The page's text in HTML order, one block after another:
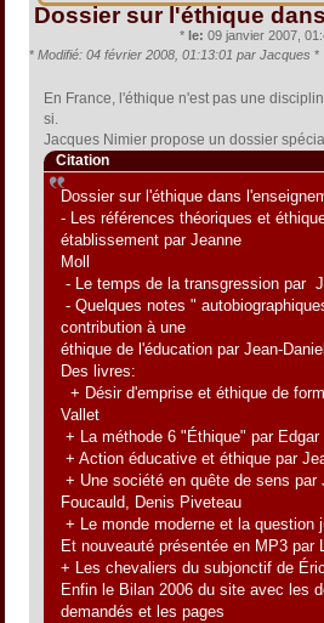
Dossier sur l'éthique
* le: 09 janvier 2007,
* Modifié: 04 février 2008, 01:13:01 par Jacques *
En France, l'éthique n'est pas une
si.
Jacques Nimier propose un dossier
Citation
Dossier sur l'éthique dans
- Les références théoriques et
établissement par Jeanne
Moll
- Le temps de la transgression par
- Quelques notes "
contribution à une
éthique de l'éducation par Jean-
Des livres:
+ Désir d'emprise et éthique de
Vallet
+ La méthode 6 "Éthique" par Edgar
+ Action éducative et éthique par
+ Une société en quête de sens par
Foucauld, Denis Piveteau
+ Le monde moderne et la question
Et nouveauté présentée en MP3 par
+ Les chevaliers du subjonctif de
Enfin le Bilan 2006 du site avec les
demandés et les pages